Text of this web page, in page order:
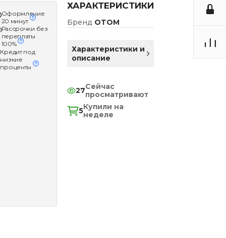
Оформление
20 минут
Рассрочки без
переплаты
100%
Кредит под
низкие
проценты
ХАРАКТЕРИСТИКИ
Бренд OTOM
Характеристики и
описание
27Сейчас
просматривают
5Купили на
неделе